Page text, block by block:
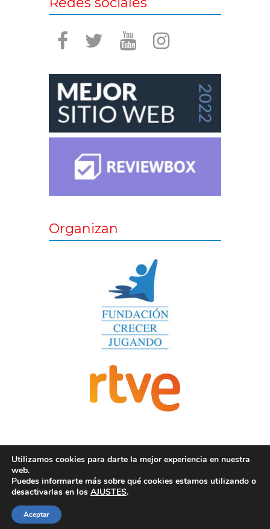
Organizan
2019 © Un juguete una ilusión
Utilizamos cookies para darte la mejor experiencia en nuestra
web.
Puedes informarte más sobre qué cookies estamos utilizando o
desactivarlas en los AJUSTES.
Aceptar